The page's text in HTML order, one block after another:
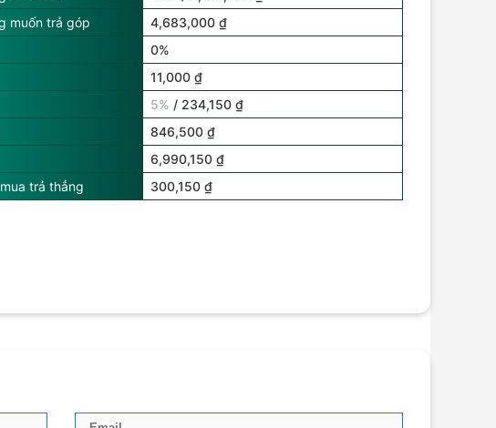
muốn trả góp
4,683,000 ₫
0%
11,000 ₫
5% / 234,150 ₫
846,500 ₫
6,990,150 ₫
trả thẳng
300,150 ₫